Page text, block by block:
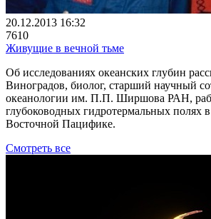
20.12.2013 16:32
7610
Живущие в вечной тьме
Об исследованиях океанских глубин
Виноградов, биолог, старший научный
океанологии им. П.П. Ширшова РАН,
глубоководных гидротермальных полях
Восточной Пацифике.
Смотреть все